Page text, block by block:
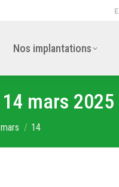
Nos implantations
14 mars 2025
mars 14